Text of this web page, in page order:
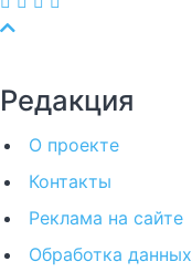
Редакция
О проекте
Контакты
Реклама на сайте
Обработка данных